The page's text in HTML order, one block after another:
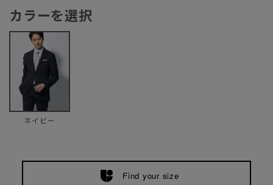
カラーを選択
ネイビー
Find your size